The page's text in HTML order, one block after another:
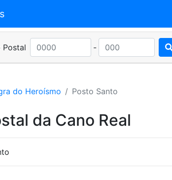
Postal -
do Heroísmo Posto Santo
da Cano Real